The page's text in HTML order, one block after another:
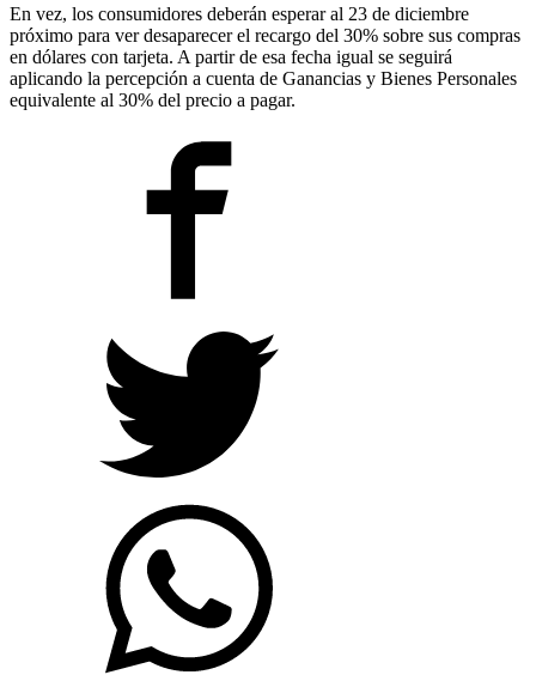
En vez, los consumidores deberán esperar al 23 de diciembre
próximo para ver desaparecer el recargo del 30% sobre sus compras
en dólares con tarjeta. A partir de esa fecha igual se seguirá
aplicando la percepción a cuenta de Ganancias y Bienes Personales
equivalente al 30% del precio a pagar.